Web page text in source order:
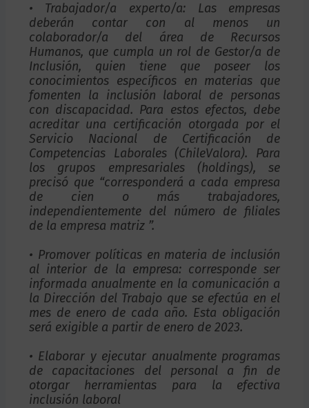
• Trabajador/a experto/a: Las empresas
deberán contar con al menos un
colaborador/a del área de Recursos
Humanos, que cumpla un rol de Gestor/a de
Inclusión, quien tiene que poseer los
conocimientos específicos en materias que
fomenten la inclusión laboral de personas
con discapacidad. Para estos efectos, debe
acreditar una certificación otorgada por el
Servicio Nacional de Certificación de
Competencias Laborales (ChileValora). Para
los grupos empresariales (holdings), se
precisó que “corresponderá a cada empresa
de cien o más trabajadores,
independientemente del número de filiales
de la empresa matriz ”.
• Promover políticas en materia de inclusión
al interior de la empresa: corresponde ser
informada anualmente en la comunicación a
la Dirección del Trabajo que se efectúa en el
mes de enero de cada año. Esta obligación
será exigible a partir de enero de 2023.
• Elaborar y ejecutar anualmente programas
de capacitaciones del personal a fin de
otorgar herramientas para la efectiva
inclusión laboral